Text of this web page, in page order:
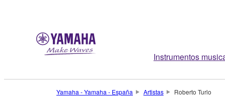
Instrumentos
Yamaha - Yamaha - España Artistas Roberto Turlo